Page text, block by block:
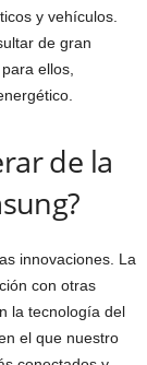
y vehículos.
de gran
ellos,
de la
innovaciones. La
con otras
la tecnología del
el que nuestro